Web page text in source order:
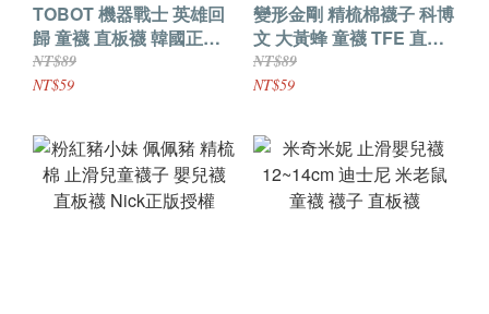
TOBOT 機器戰士 英雄回
歸 童襪 直板襪 韓國正版
授權 襪子 TOBOT X Y Z
M P L
NT$89
NT$59
變形金剛 精梳棉襪子 科博
文 大黃蜂 童襪 TFE 直板
襪 正版授權
NT$89
NT$59